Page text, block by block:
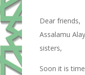
Dear friends,
Assalamu
sisters,
Soon it is